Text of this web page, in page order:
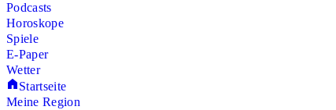
Podcasts
Horoskope
Spiele
E-Paper
Wetter
Startseite
Meine Region